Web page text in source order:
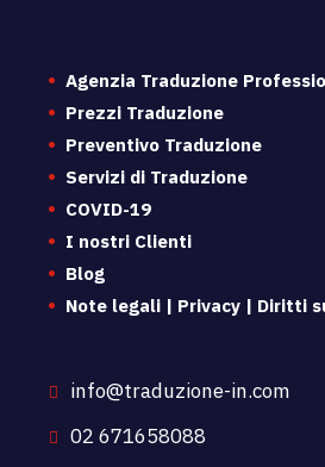
Agenzia Traduzione
Prezzi Traduzione
Preventivo Traduzione
Servizi di Traduzione
COVID-19
I nostri Clienti
Blog
Note legali | Privacy | Diritti
info@traduzione-in.com
02 671658088